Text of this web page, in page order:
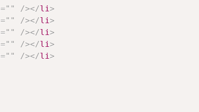
=" " /></li>
=" " /></li>
=" " /></li>
=" " /></li>
=" " /></li>